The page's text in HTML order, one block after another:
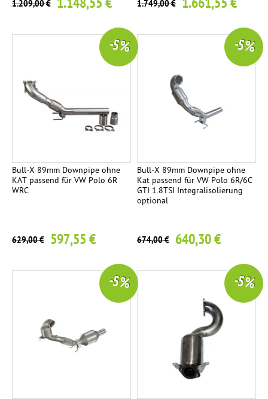
1.209,00 € 1.148,55 € 1.749,00 € 1.661,55 €
Bull-X 89mm Downpipe ohne
KAT passend für VW Polo 6R
WRC
629,00 € 597,55 €
-5 %
Bull-X 89mm Downpipe ohne
Kat passend für VW Polo 6R/6C
GTI 1.8TSI Integralisolierung
optional
674,00 € 640,30 €
-5 %
-5 % -5 %